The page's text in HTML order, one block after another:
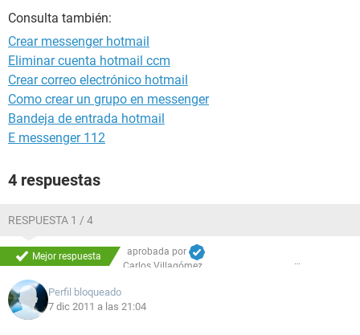
Consulta también:
Crear messenger hotmail
Eliminar cuenta hotmail ccm
Crear correo electrónico hotmail
Como crear un grupo en messenger
Bandeja de entrada hotmail
E messenger 112
4 respuestas
RESPUESTA 1 / 4
Mejor respuesta
aprobada por
Carlos Villagómez
Perfil bloqueado
7 dic 2011 a las 21:04